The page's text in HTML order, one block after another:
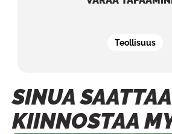
Teollisuus
SINUA SAATTAA
KIINNOSTAA